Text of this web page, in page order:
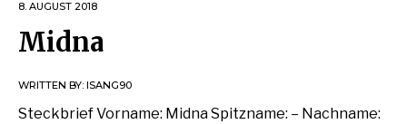
8. AUGUST 2018
Midna
WRITTEN BY: ISANG90
Steckbrief Vorname: Midna Spitzname: – Nachname: